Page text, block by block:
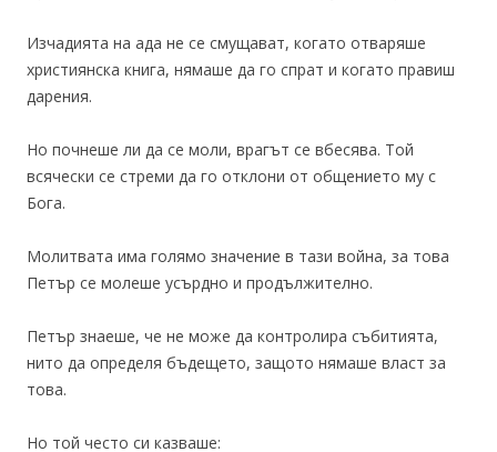
Изчадията на ада не се смущават, когато отваряше
християнска книга, нямаше да го спрат и когато правиш
дарения.
Но почнеше ли да се моли, врагът се вбесява. Той
всячески се стреми да го отклони от общението му с
Бога.
Молитвата има голямо значение в тази война, за това
Петър се молеше усърдно и продължително.
Петър знаеше, че не може да контролира събитията,
нито да определя бъдещето, защото нямаше власт за
това.
Но той често си казваше: